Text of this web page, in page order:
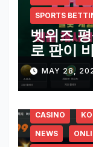
SPORTS
벳위즈
로 판이
BETWIZ
MAY 28,
CASINO
NEWS